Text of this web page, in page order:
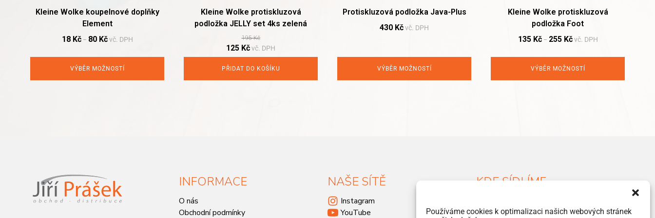
Používáme cookies k optimalizaci našich webových stránek
Kleine Wolke koupelnové doplňky
Element
18 Kč– 80 Kč vč. DPH
VÝBĚR MOŽNOSTÍ
Kleine Wolke protiskluzová
podložka JELLY set 4ks zelená
195Kč
Original
was:
195 Kč.
125 KčCurrent
125 Kč.
vč. DPH
PŘIDAT DO KOŠÍKU
Protiskluzová podložka Java-Plus
430 Kčvč. DPH
VÝBĚR MOŽNOSTÍ
Kleine Wolke protiskluzová
podložka Foot
135 Kč– 255 Kč vč. DPH
VÝBĚR MOŽNOSTÍ
INFORMACE
O nás
Obchodní podmínky
NAŠE SÍTĚ
Instagram
YouTube
KDE SÍDLÍME
+420 466 951 103